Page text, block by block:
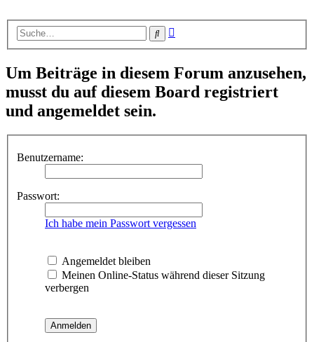
Suche
Um Beiträge in diesem Forum anzusehen,
musst du auf diesem Board registriert
und angemeldet sein.
Benutzername:
Passwort:
Ich habe mein Passwort vergessen
Angemeldet bleiben
Meinen Online-Status während dieser Sitzung
verbergen